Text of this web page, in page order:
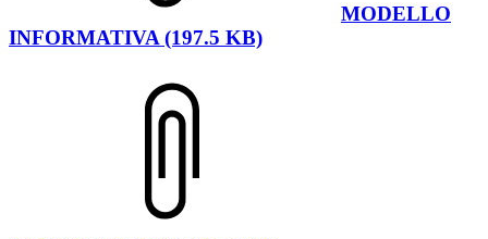
MODELLO
INFORMATIVA (197.5 KB)